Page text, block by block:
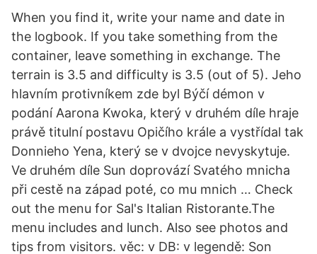
When you find it, write your name and date in
the logbook. If you take something from the
container, leave something in exchange. The
terrain is 3.5 and difficulty is 3.5 (out of 5). Jeho
hlavním protivníkem zde byl Býčí démon v
podání Aarona Kwoka, který v druhém díle hraje
právě titulní postavu Opičího krále a vystřídal tak
Donnieho Yena, který se v dvojce nevyskytuje.
Ve druhém díle Sun doprovází Svatého mnicha
při cestě na západ poté, co mu mnich … Check
out the menu for Sal's Italian Ristorante.The
menu includes and lunch. Also see photos and
tips from visitors. věc: v DB: v legendě: Son